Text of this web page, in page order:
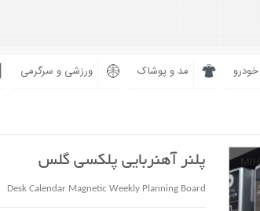
خودرو مد و پوشاک ورزشی و سرگرمی
پلنر آهنربایی پلکسی گلس
Desk Calendar Magnetic Weekly Planning Board